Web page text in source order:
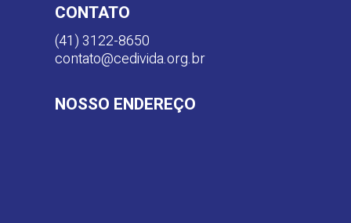
CONTATO
(41) 3122-8650
contato@cedivida.org.br
NOSSO ENDEREÇO